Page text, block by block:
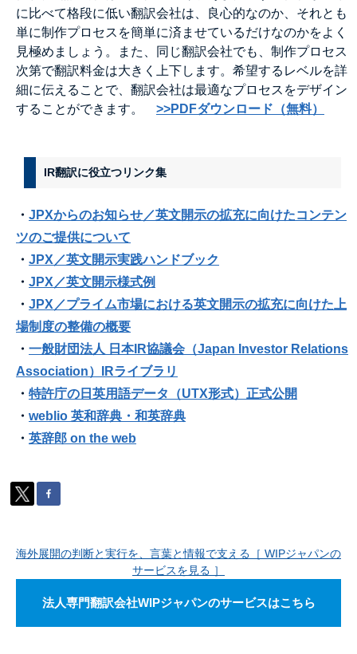
に比べて格段に低い翻訳会社は、良心的なのか、それとも
単に制作プロセスを簡単に済ませているだけなのかをよく
見極めましょう。また、同じ翻訳会社でも、制作プロセス
次第で翻訳料金は大きく上下します。希望するレベルを詳
細に伝えることで、翻訳会社は最適なプロセスをデザイン
することができます。 >>PDFダウンロード（無料）
IR翻訳に役立つリンク集
・ JPXからのお知らせ／英文開示の拡充に向けたコンテン
ツのご提供について
・ JPX／英文開示実践ハンドブック
・ JPX／英文開示様式例
・ JPX／プライム市場における英文開示の拡充に向けた上
場制度の整備の概要
・ 一般財団法人 日本IR協議会（Japan Investor Relations
Association）IRライブラリ
・ 特許庁の日英用語データ（UTX形式）正式公開
・ weblio 英和辞典・和英辞典
・ 英辞郎 on the web
海外展開の判断と実行を、言葉と情報で支える［ WIPジャパンの
サービスを見る ］
法人専門翻訳会社WIPジャパンのサービスはこちら